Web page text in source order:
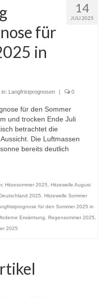
14
JULI 2025
für
in
in: Langfristprognosen | 0
für den Sommer
und trocken Ende Juli
betrachtet die
Die Luftmassen
bereits deutlich
, Hitzesommer 2025
Hitzewelle August
2025
Hitzewelle Sommer
für den Sommer 2025 in
Erwärmung Regensommer 2025
2025